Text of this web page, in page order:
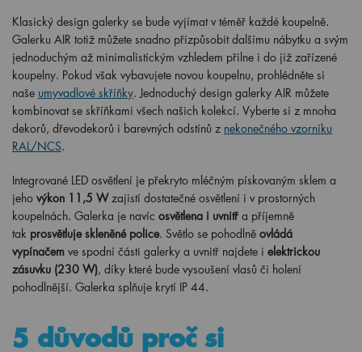
Klasický design galerky se bude vyjímat v téměř každé koupelně.
Galerku AIR totiž můžete snadno přizpůsobit dalšímu nábytku a svým
jednoduchým až minimalistickým vzhledem přilne i do již zařízené
koupelny. Pokud však vybavujete novou koupelnu, prohlédněte si
naše umyvadlové skříňky. Jednoduchý design galerky AIR můžete
kombinovat se skříňkami všech našich kolekcí. Vyberte si z mnoha
dekorů, dřevodekorů i barevných odstínů z nekonečného vzorníku
RAL/NCS.
Integrované LED osvětlení je překryto mléčným pískovaným sklem a
jeho výkon 11,5 W zajistí dostatečné osvětlení i v prostorných
koupelnách. Galerka je navíc osvětlena i uvnitř a příjemně
tak prosvětluje skleněné police. Světlo se pohodlně ovládá
vypínačem ve spodní části galerky a uvnitř najdete i elektrickou
zásuvku (230 W), díky které bude vysoušení vlasů či holení
pohodlnější. Galerka splňuje krytí IP 44.
5 důvodů proč si